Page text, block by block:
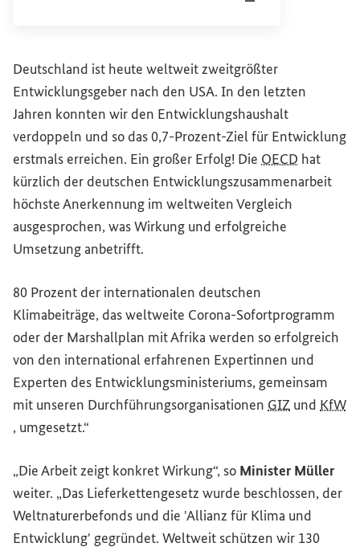
Deutschland ist heute weltweit zweitgrößter
Entwicklungsgeber nach den USA. In den letzten
Jahren konnten wir den Entwicklungshaushalt
verdoppeln und so das 0,7-Prozent-Ziel für Entwicklung
erstmals erreichen. Ein großer Erfolg! Die OECD hat
kürzlich der deutschen Entwicklungszusammenarbeit
höchste Anerkennung im weltweiten Vergleich
ausgesprochen, was Wirkung und erfolgreiche
Umsetzung anbetrifft.
80 Prozent der internationalen deutschen
Klimabeiträge, das weltweite Corona-Sofortprogramm
oder der Marshallplan mit Afrika werden so erfolgreich
von den international erfahrenen Expertinnen und
Experten des Entwicklungsministeriums, gemeinsam
mit unseren Durchführungsorganisationen GIZ und KfW
, umgesetzt.“
„Die Arbeit zeigt konkret Wirkung“, so Minister Müller
weiter. „Das Lieferkettengesetz wurde beschlossen, der
Weltnaturerbefonds und die 'Allianz für Klima und
Entwicklung' gegründet. Weltweit schützen wir 130